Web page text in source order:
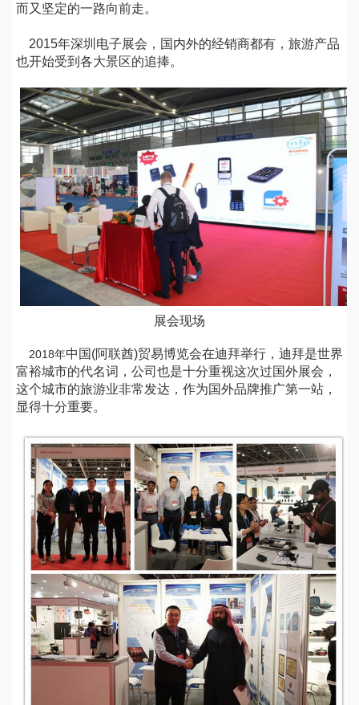
而又坚定的一路向前走。
2015年深圳电子展会，国内外的经销商都有，旅游产品
也开始受到各大景区的追捧。
展会现场
2018年中国(阿联酋)贸易博览会在迪拜举行，迪拜是世界
富裕城市的代名词，公司也是十分重视这次过国外展会，
这个城市的旅游业非常发达，作为国外品牌推广第一站，
显得十分重要。